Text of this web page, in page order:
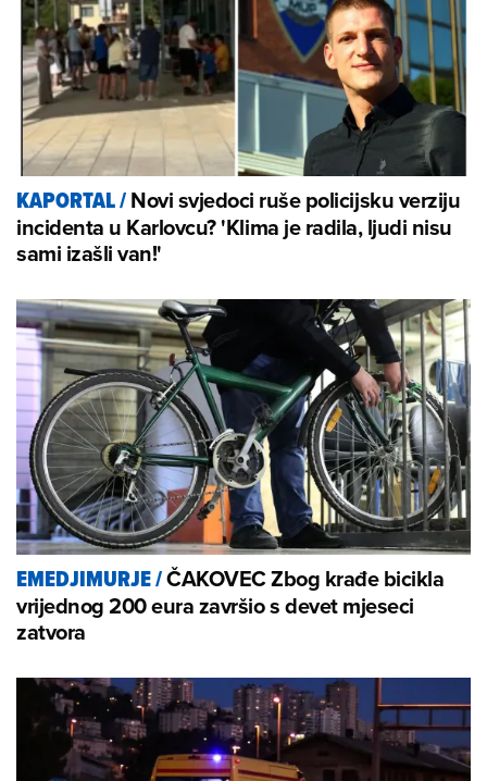
KAPORTAL/Novi svjedoci ruše policijsku verziju
incidenta u Karlovcu? 'Klima je radila, ljudi nisu
sami izašli van!'
EMEDJIMURJE/ČAKOVEC Zbog krađe bicikla
vrijednog 200 eura završio s devet mjeseci
zatvora